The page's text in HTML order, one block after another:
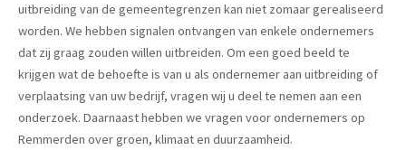
uitbreiding van de gemeentegrenzen kan niet zomaar gerealiseerd
worden. We hebben signalen ontvangen van enkele ondernemers
dat zij graag zouden willen uitbreiden. Om een goed beeld te
krijgen wat de behoefte is van u als ondernemer aan uitbreiding of
verplaatsing van uw bedrijf, vragen wij u deel te nemen aan een
onderzoek. Daarnaast hebben we vragen voor ondernemers op
Remmerden over groen, klimaat en duurzaamheid.